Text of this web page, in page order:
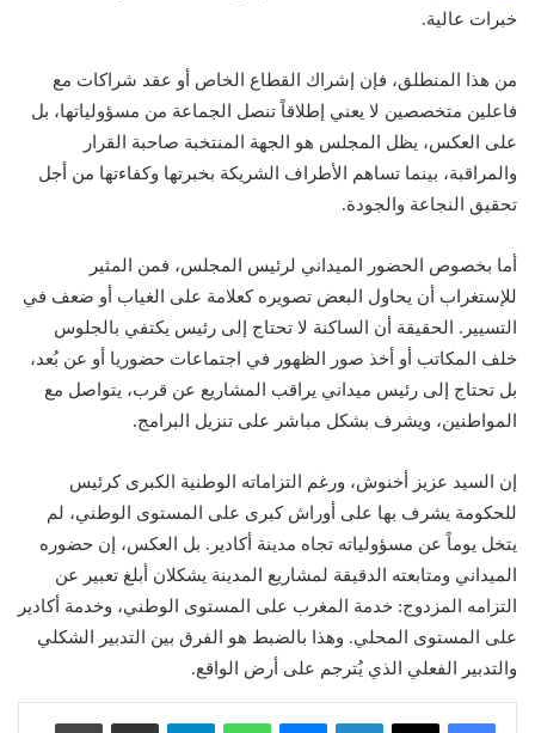
خبرات عالية.
من هذا المنطلق، فإن إشراك القطاع الخاص أو عقد شراكات مع
فاعلين متخصصين لا يعني إطلاقاً تنصل الجماعة من مسؤولياتها، بل
على العكس، يظل المجلس هو الجهة المنتخبة صاحبة القرار
والمراقبة، بينما تساهم الأطراف الشريكة بخبرتها وكفاءتها من أجل
تحقيق النجاعة والجودة.
أما بخصوص الحضور الميداني لرئيس المجلس، فمن المثير
للإستغراب أن يحاول البعض تصويره كعلامة على الغياب أو ضعف في
التسيير. الحقيقة أن الساكنة لا تحتاج إلى رئيس يكتفي بالجلوس
خلف المكاتب أو أخذ صور الظهور في اجتماعات حضوريا أو عن بُعد،
بل تحتاج إلى رئيس ميداني يراقب المشاريع عن قرب، يتواصل مع
المواطنين، ويشرف بشكل مباشر على تنزيل البرامج.
إن السيد عزيز أخنوش، ورغم التزاماته الوطنية الكبرى كرئيس
للحكومة يشرف بها على أوراش كبرى على المستوى الوطني، لم
يتخل يوماً عن مسؤولياته تجاه مدينة أكادير. بل العكس، إن حضوره
الميداني ومتابعته الدقيقة لمشاريع المدينة يشكلان أبلغ تعبير عن
التزامه المزدوج: خدمة المغرب على المستوى الوطني، وخدمة أكادير
على المستوى المحلي. وهذا بالضبط هو الفرق بين التدبير الشكلي
والتدبير الفعلي الذي يُترجم على أرض الواقع.
لينكدإن ماسنجر واتساب تيلقرام مشاركة عبر البريد طباعة